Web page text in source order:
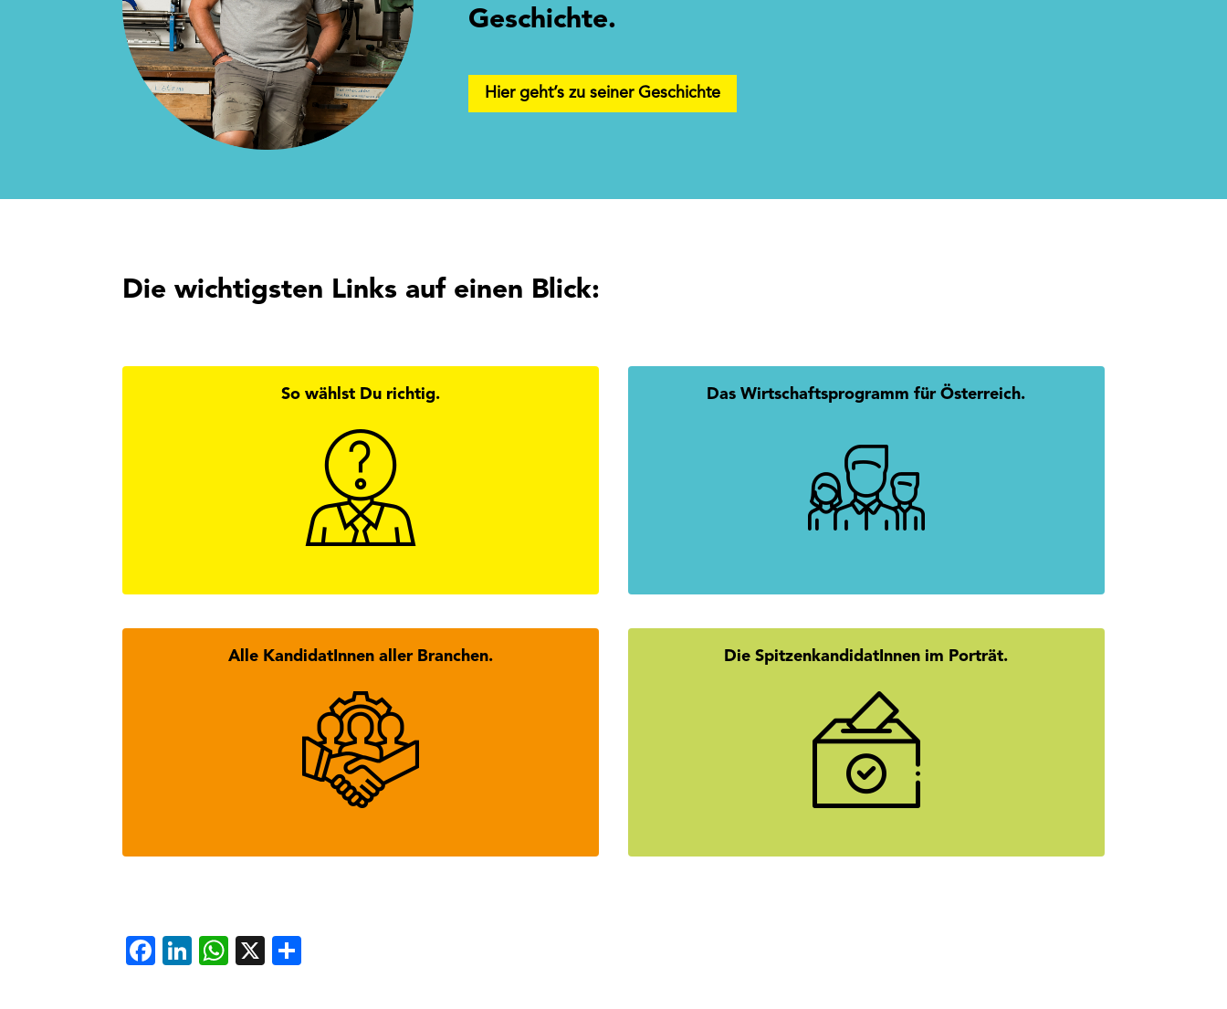
Geschichte.
Hier geht’s zu seiner Geschichte
Die wichtigsten Links auf einen Blick:
So wählst Du richtig.
Hier findest Du alle Antworten zur
Wirtschaftskammerwahl.
Das Wirtschaftsprogramm für Österreich.
Mission Austria: Gemeinsam. Erfolgreich.
Alle KandidatInnen aller Branchen.
Hier findest Du alle KandidatInnen des Tiroler
Die SpitzenkandidatInnen im Porträt.
Wer steckt hinter den Namen? Hier geht’s zu den
Homestories unserer SpitzenkandidatInnen.
Facebook
LinkedIn
WhatsApp
X